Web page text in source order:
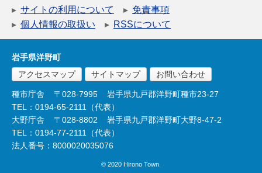
サイトの利用について
免責事項
個人情報の取扱い
RSSについて
岩手県洋野町
アクセスマップ
サイトマップ お問い合わせ
種市庁舎 〒028-7995
岩手県九戸郡洋野町種市23-27
TEL：0194-65-2111（代表）
大野庁舎
〒028-8802
岩手県九戸郡洋野町大野8-47-2
TEL：0194-77-2111（代表）
法人番号：8000020035076
© 2020 Hirono Town.